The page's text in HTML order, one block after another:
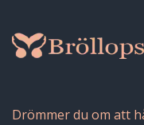
Drömmer du om att